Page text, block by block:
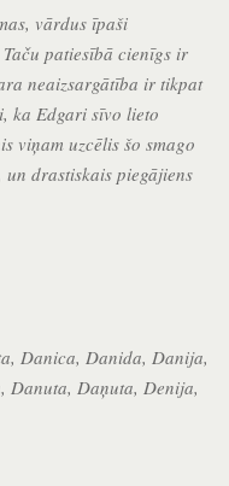
vārdus īpaši
patiesībā cienīgs ir
neaizsargātība ir tikpat
ka Edgari sīvo lieto
viņam uzcēlis šo smago
drastiskais piegājiens
, Danica, Danida, Danija,
, Danuta, Daņuta, Denija,